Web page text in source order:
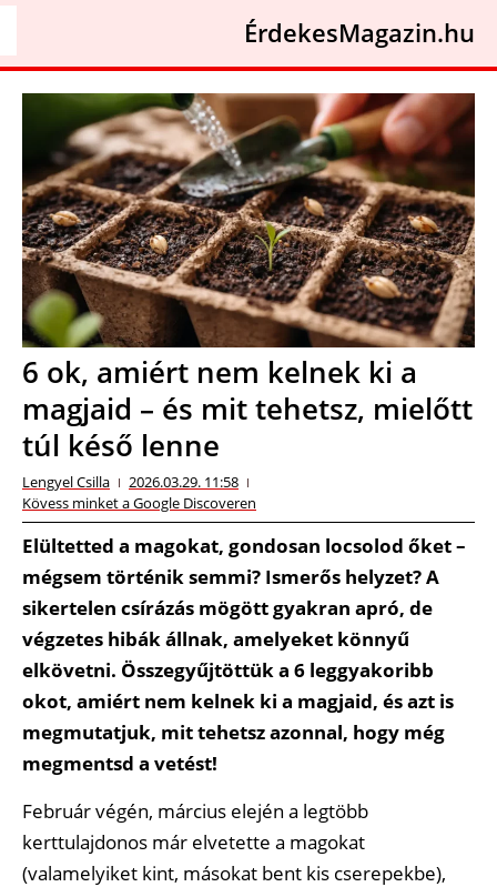
ÉrdekesMagazin.hu
6 ok, amiért nem kelnek ki a
magjaid – és mit tehetsz, mielőtt
túl késő lenne
Lengyel Csilla
2026.03.29. 11:58
Kövess minket a Google Discoveren
Elültetted a magokat, gondosan locsolod őket –
mégsem történik semmi? Ismerős helyzet? A
sikertelen csírázás mögött gyakran apró, de
végzetes hibák állnak, amelyeket könnyű
elkövetni. Összegyűjtöttük a 6 leggyakoribb
okot, amiért nem kelnek ki a magjaid, és azt is
megmutatjuk, mit tehetsz azonnal, hogy még
megmentsd a vetést!
Február végén, március elején a legtöbb
kerttulajdonos már elvetette a magokat
(valamelyiket kint, másokat bent kis cserepekbe),